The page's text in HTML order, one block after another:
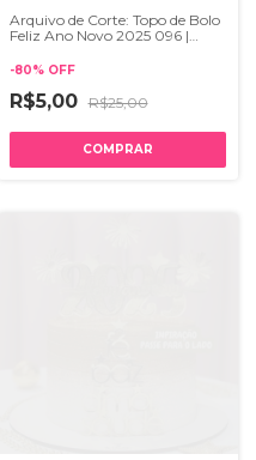
Arquivo de Corte: Topo de Bolo
Feliz Ano Novo 2025 096 |
-80% OFF
R$5,00 R$25,00